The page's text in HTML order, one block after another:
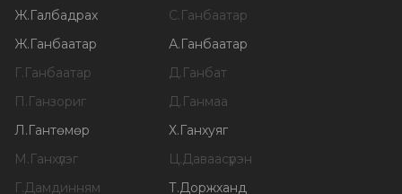
Ж.Галбадрах С.Ганбаатар
Ж.Ганбаатар А.Ганбаатар
Г.Ганбаатар Д.Ганбат
П.Ганзориг Д.Ганмаа
Л.Гантөмөр Х.Ганхуяг
М.Ганхүлэг Ц.Даваасүрэн
Г.Дамдинням Т.Доржханд